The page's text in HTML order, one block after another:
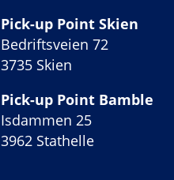
Pick-up Point Skien
Bedriftsveien 72
3735 Skien
Pick-up Point Bamble
Isdammen 25
3962 Stathelle